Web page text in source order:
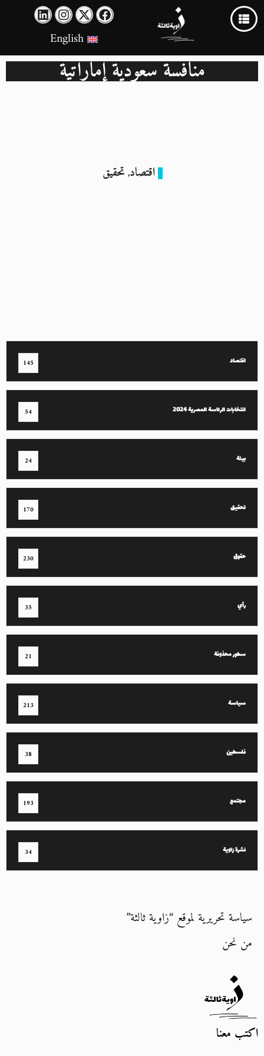
English
منافسة سعودية إماراتية
اقتصاد,تحقيق
اقتصاد 145
انتخابات الرئاسة المصرية 2024 54
بيئة 24
تحقيق 170
حقوق 230
رأي 35
سطور محذوفة 21
سياسة 213
فلسطين 38
مجتمع 193
نشرة زاوية 34
سياسة تحريرية لموقع “زاوية ثالثة”
من نحن
اكتب معنا